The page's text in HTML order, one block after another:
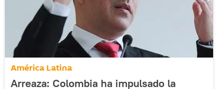
América Latina
Arreaza: Colombia ha impulsado la